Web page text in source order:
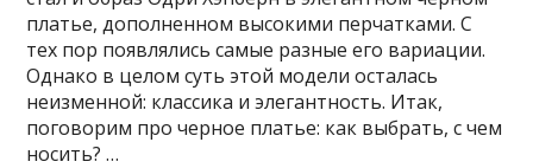
платье, дополненном высокими перчатками. С
тех пор появлялись самые разные его вариации.
Однако в целом суть этой модели осталась
неизменной: классика и элегантность. Итак,
поговорим про черное платье: как выбрать, с чем
носить? …